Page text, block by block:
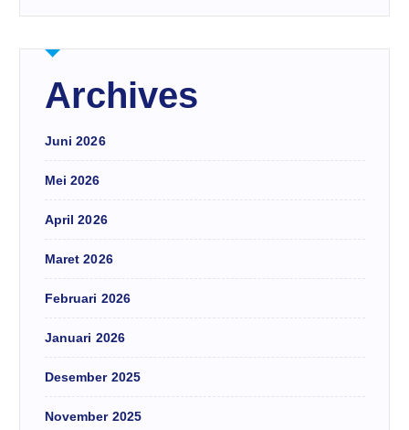
Archives
Juni 2026
Mei 2026
April 2026
Maret 2026
Februari 2026
Januari 2026
Desember 2025
November 2025